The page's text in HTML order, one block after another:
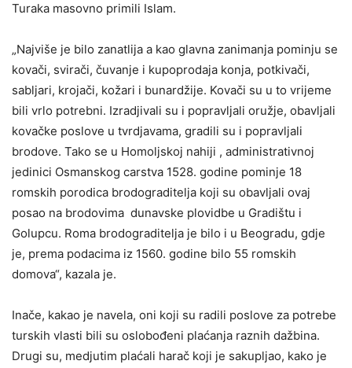
Turaka masovno primili Islam.
„Najviše je bilo zanatlija a kao glavna zanimanja pominju se
kovači, svirači, čuvanje i kupoprodaja konja, potkivači,
sabljari, krojači, kožari i bunardžije. Kovači su u to vrijeme
bili vrlo potrebni. Izradjivali su i popravljali oružje, obavljali
kovačke poslove u tvrdjavama, gradili su i popravljali
brodove. Tako se u Homoljskoj nahiji , administrativnoj
jedinici Osmanskog carstva 1528. godine pominje 18
romskih porodica brodograditelja koji su obavljali ovaj
posao na brodovima dunavske plovidbe u Gradištu i
Golupcu. Roma brodograditelja je bilo i u Beogradu, gdje
je, prema podacima iz 1560. godine bilo 55 romskih
domova“, kazala je.
Inače, kakao je navela, oni koji su radili poslove za potrebe
turskih vlasti bili su oslobođeni plaćanja raznih dažbina.
Drugi su, medjutim plaćali harač koji je sakupljao, kako je